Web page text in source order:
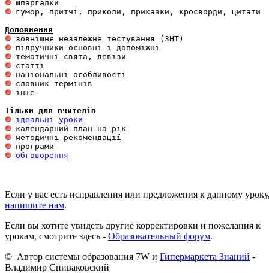
гумор, притчі, приколи, приказки, кросворди, цитати
Доповнення
інше
Тільки для вчителів
ідеальні уроки
обговорення
Если у вас есть исправления или предложения к данному
напишите нам.
Если вы хотите увидеть другие корректировки и пожелания к
урокам, смотрите здесь - Образовательный форум.
© Автор системы образования 7W и Гипермаркета Знаний -
Владимир Спиваковский